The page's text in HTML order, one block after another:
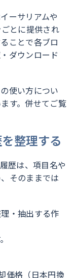
ーサリアムや
とに提供され
ことで各ブロ
ダウンロード
使い方につい
す。併せてご覧
整理する
歴は、項目名や
そのままでは
・抽出する作
価格（日本円換